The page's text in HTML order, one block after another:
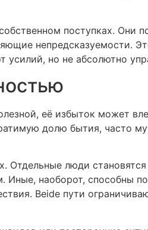
поступках. Они
непредсказуемости.
усилий, но не абсолютно
её избыток может
долю бытия, часто
Отдельные люди
наоборот, способны
Beide пути